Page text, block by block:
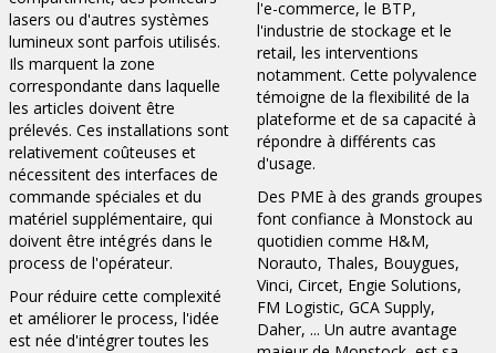
lasers ou d'autres systèmes
lumineux sont parfois utilisés.
Ils marquent la zone
correspondante dans laquelle
les articles doivent être
prélevés. Ces installations sont
relativement coûteuses et
nécessitent des interfaces de
commande spéciales et du
matériel supplémentaire, qui
doivent être intégrés dans le
process de l'opérateur.
Pour réduire cette complexité
et améliorer le process, l'idée
est née d'intégrer toutes les
l'e-commerce, le BTP,
l'industrie de stockage et le
retail, les interventions
notamment. Cette polyvalence
témoigne de la flexibilité de la
plateforme et de sa capacité à
répondre à différents cas
d'usage.
Des PME à des grands groupes
font confiance à Monstock au
quotidien comme H&M,
Norauto, Thales, Bouygues,
Vinci, Circet, Engie Solutions,
FM Logistic, GCA Supply,
Daher, ... Un autre avantage